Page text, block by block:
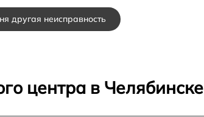
другая неисправность
центра в Челябинске